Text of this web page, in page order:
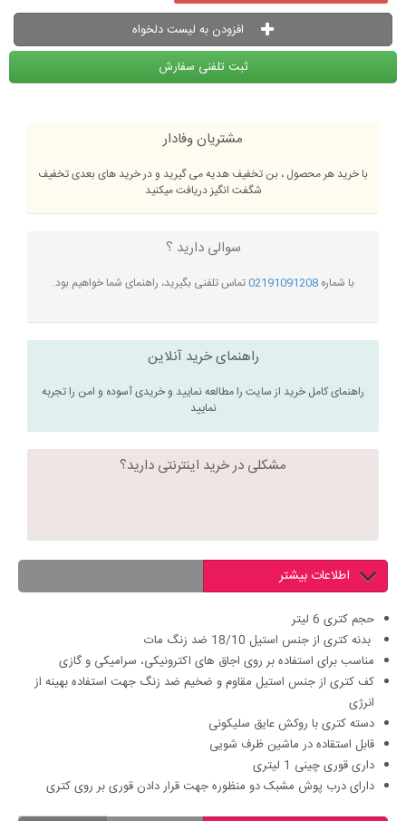
افزودن به لیست دلخواه
ثبت تلفنی سفارش
مشتریان وفادار
با خرید هر محصول ، بن تخفیف هدیه می گیرید و در خرید های بعدی تخفیف
شگفت انگیز دریافت میکنید
سوالی دارید ؟
با شماره02191091208تماس تلفنی بگیرید، راهنمای شما خواهیم بود.
راهنمای خرید آنلاین
راهنمای کامل خرید از سایت را مطالعه نمایید و خریدی آسوده و امن را تجربه
نمایید
مشکلی در خرید اینترنتی دارید؟
اطلاعات بیشتر
حجم کتری 6 لیتر
بدنه کتری از جنس استیل 18/10 ضد زنگ مات
مناسب برای استفاده بر روی اجاق های اکترونیکی، سرامیکی و گازی
کف کتری از جنس استیل مقاوم و ضخیم ضد زنگ جهت استفاده بهینه از
انرژی
دسته کتری با روکش عایق سلیکونی
قابل استقاده در ماشین ظرف شویی
داری قوری چینی 1 لیتری
دارای درب پوش مشبک دو منظوره جهت قرار دادن قوری بر روی کتری